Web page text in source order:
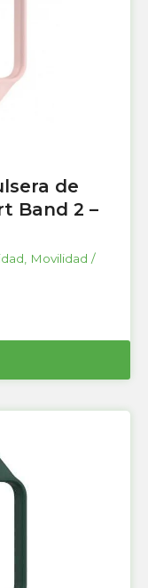
de
Band 2 –
Movilidad /